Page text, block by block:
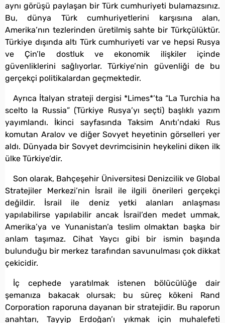
aynı görüşü paylaşan bir Türk cumhuriyeti bulamazsınız.
Bu, dünya Türk cumhuriyetlerini karşısına alan,
Amerika’nın tezlerinden üretilmiş sahte bir Türkçülüktür.
Türkiye dışında altı Türk cumhuriyeti var ve hepsi Rusya
ve Çin’le dostluk ve ekonomik ilişkiler içinde
güvenliklerini sağlıyorlar. Türkiye’nin güvenliği de bu
gerçekçi politikalardan geçmektedir.
Ayrıca İtalyan strateji dergisi *Limes*’ta “La Turchia ha
scelto la Russia” (Türkiye Rusya’yı seçti) başlıklı yazım
yayımlandı. İkinci sayfasında Taksim Anıtı’ndaki Rus
komutan Aralov ve diğer Sovyet heyetinin görselleri yer
aldı. Dünyada bir Sovyet devrimcisinin heykelini diken ilk
ülke Türkiye’dir.
Son olarak, Bahçeşehir Üniversitesi Denizcilik ve Global
Stratejiler Merkezi’nin İsrail ile ilgili önerileri gerçekçi
değildir. İsrail ile deniz yetki alanları anlaşması
yapılabilirse yapılabilir ancak İsrail’den medet ummak,
Amerika’ya ve Yunanistan’a teslim olmaktan başka bir
anlam taşımaz. Cihat Yaycı gibi bir ismin başında
bulunduğu bir merkez tarafından savunulması çok dikkat
çekicidir.
İç cephede yaratılmak istenen bölücülüğe dair
şemanıza bakacak olursak; bu süreç kökeni Rand
Corporation raporuna dayanan bir stratejidir. Bu raporun
anahtarı, Tayyip Erdoğan’ı yıkmak için muhalefeti